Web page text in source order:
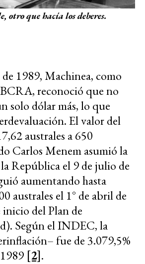
otro que hacía los deberes.
1989, Machinea, como
reconoció que no
solo dólar más, lo que
El valor del
australes a 650
Carlos Menem asumió la
República el 9 de julio de
aumentando hasta
australes el 1° de abril de
inicio del Plan de
Según el INDEC, la
fue de 3.079,5%
[2].